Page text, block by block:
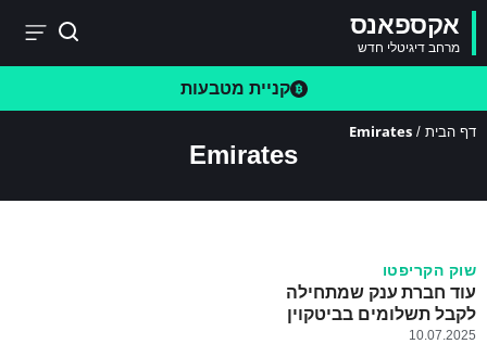
אקספאנס
מרחב דיגיטלי חדש
קניית מטבעות
דף הבית /
Emirates
Emirates
שוק הקריפטו
עוד חברת ענק שמתחילה
לקבל תשלומים בביטקוין
10.07.2025